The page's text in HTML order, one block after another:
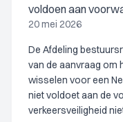
voldoen aan
20 mei 2026
De Afdeling
van de aanvraag om
wisselen voor een
niet voldoet aan de
verkeersveiligheid